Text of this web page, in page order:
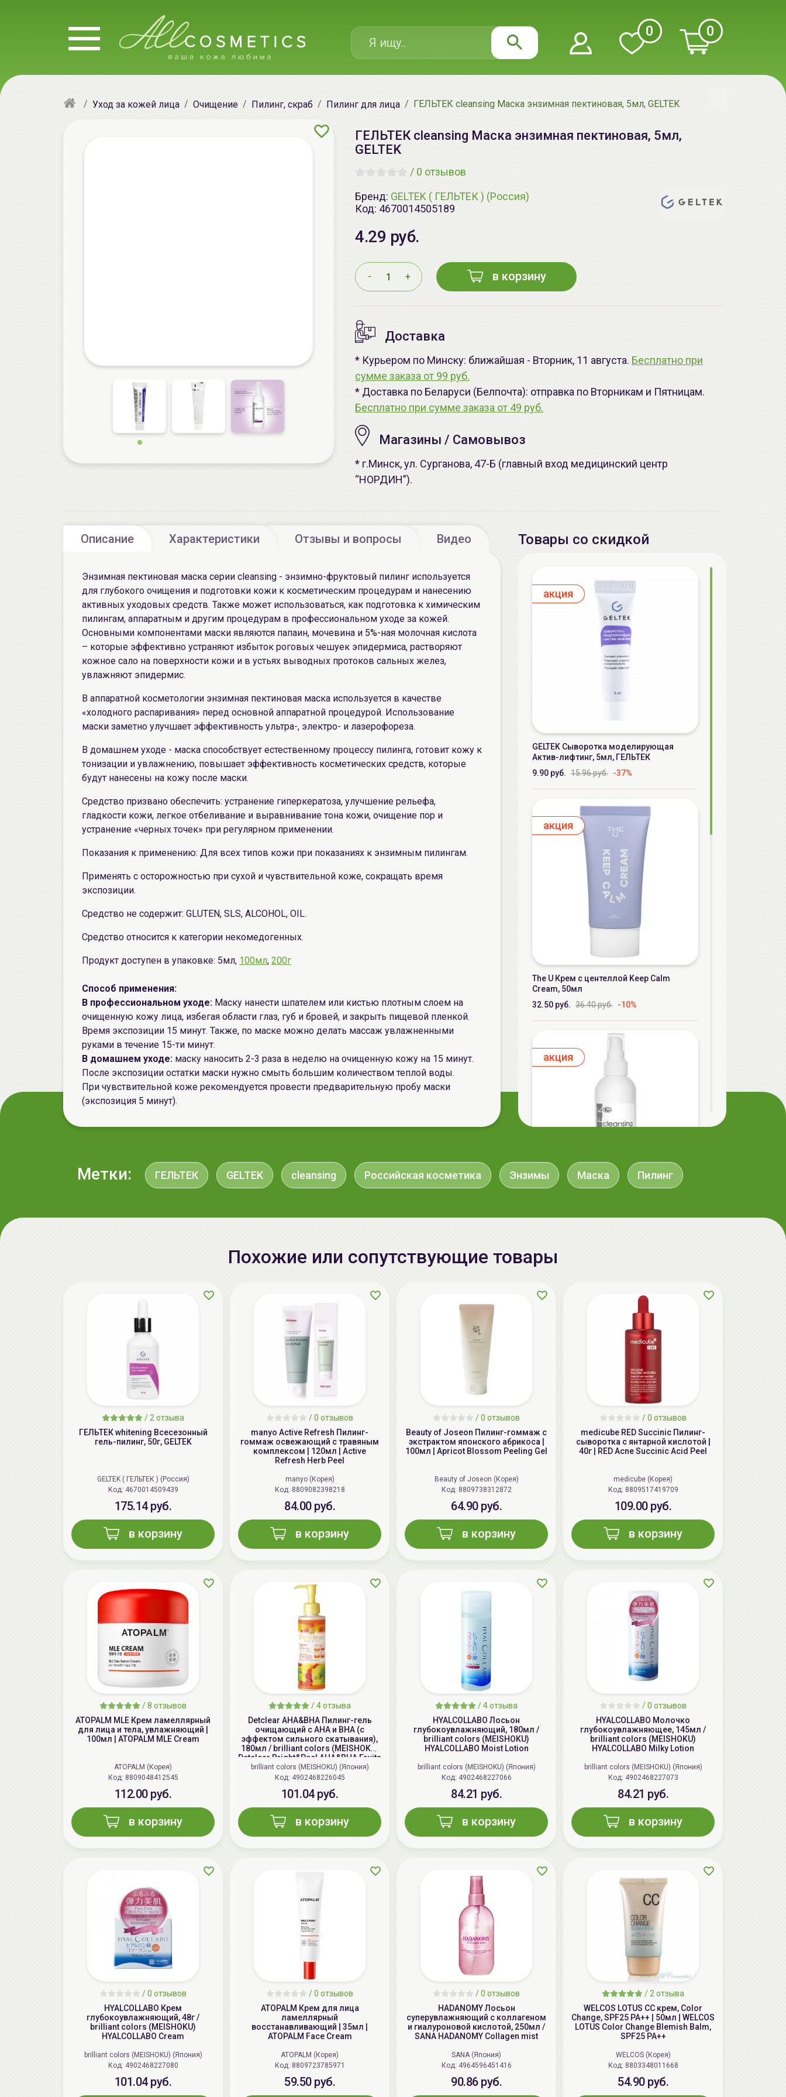
0 0
Уход за кожей лица Очищение Пилинг, скраб Пилинг для лица ГЕЛЬТЕК cleansing Маска энзимная пектиновая, 5мл, GELTEK
ГЕЛЬТЕК cleansing Маска энзимная пектиновая, 5мл,
GELTEK
/ 0 отзывов
Бренд: GELTEK ( ГЕЛЬТЕК ) (Россия)
Код: 4670014505189
4.29 руб.
- + в корзину
Доставка
* Курьером по Минску: ближайшая - Вторник, 11 августа. Бесплатно при
сумме заказа от 99 руб.
* Доставка по Беларуси (Белпочта): отправка по Вторникам и Пятницам.
Бесплатно при сумме заказа от 49 руб.
Магазины / Самовывоз
* г.Минск, ул. Сурганова, 47-Б (главный вход медицинский центр
“НОРДИН”).
Описание Характеристики Отзывы и вопросы Видео
Энзимная пектиновая маска серии cleansing - энзимно-фруктовый пилинг используется
для глубокого очищения и подготовки кожи к косметическим процедурам и нанесению
активных уходовых средств. Также может использоваться, как подготовка к химическим
пилингам, аппаратным и другим процедурам в профессиональном уходе за кожей.
Основными компонентами маски являются папаин, мочевина и 5%-ная молочная кислота
– которые эффективно устраняют избыток роговых чешуек эпидермиса, растворяют
кожное сало на поверхности кожи и в устьях выводных протоков сальных желез,
увлажняют эпидермис.
В аппаратной косметологии энзимная пектиновая маска используется в качестве
«холодного распаривания» перед основной аппаратной процедурой. Использование
маски заметно улучшает эффективность ультра-, электро- и лазерофореза.
В домашнем уходе - маска способствует естественному процессу пилинга, готовит кожу к
тонизации и увлажнению, повышает эффективность косметических средств, которые
будут нанесены на кожу после маски.
Средство призвано обеспечить: устранение гиперкератоза, улучшение рельефа,
гладкости кожи, легкое отбеливание и выравнивание тона кожи, очищение пор и
устранение «черных точек» при регулярном применении.
Показания к применению: Для всех типов кожи при показаниях к энзимным пилингам.
Применять с осторожностью при сухой и чувствительной коже, сокращать время
экспозиции.
Средство не содержит: GLUTEN, SLS, ALCOHOL, OIL.
Средство относится к категории некомедогенных.
Продукт доступен в упаковке: 5мл, 100мл, 200г
Способ применения:
В профессиональном уходе: Маску нанести шпателем или кистью плотным слоем на
очищенную кожу лица, избегая области глаз, губ и бровей, и закрыть пищевой пленкой.
Время экспозиции 15 минут. Также, по маске можно делать массаж увлажненными
руками в течение 15-ти минут.
В домашнем уходе: маску наносить 2-3 раза в неделю на очищенную кожу на 15 минут.
После экспозиции остатки маски нужно смыть большим количеством теплой воды.
При чувствительной коже рекомендуется провести предварительную пробу маски
(экспозиция 5 минут).
Товары со скидкой
aкция
GELTEK Сыворотка моделирующая
Актив-лифтинг, 5мл, ГЕЛЬТЕК
9.90 руб. 15.96 руб. -37%
aкция
The U Крем с центеллой Keep Calm
Cream, 50мл
32.50 руб. 36.40 руб. -10%
aкция
пектиновая, 200г, GELTEK
aкция
AiliCode Бальзам для волос
увлажняющий, 250мл
AiliCode Восстанавливающий крем-
Метки: ГЕЛЬТЕК GELTEK cleansing Российская косметика Энзимы Маска Пилинг
Похожие или сопутствующие товары
/ 2 отзыва
ГЕЛЬТЕК whitening Всесезонный
гель-пилинг, 50г, GELTEK
GELTEK ( ГЕЛЬТЕК ) (Россия)
Код: 4670014509439
175.14 руб.
в корзину
/0 отзывов
manyo Active Refresh Пилинг-
гоммаж освежающий с травяным
комплексом | 120мл | Active
Refresh Herb Peel
manyo (Корея)
Код: 8809082398218
84.00 руб.
в корзину
/0 отзывов
Beauty of Joseon Пилинг-гоммаж с
экстрактом японского абрикоса |
100мл | Apricot Blossom Peeling Gel
Beauty of Joseon (Корея)
Код: 8809738312872
64.90 руб.
в корзину
/0 отзывов
medicube RED Succinic Пилинг-
сыворотка с янтарной кислотой |
40г | RED Acne Succinic Acid Peel
medicube (Корея)
Код: 8809517419709
109.00 руб.
в корзину
/8 отзывов
ATOPALM MLE Крем ламеллярный
для лица и тела, увлажняющий |
100мл | ATOPALM MLE Cream
ATOPALM (Корея)
Код: 8809048412545
112.00 руб.
в корзину
/4 отзыва
Detclear AHA&BHA Пилинг-гель
очищающий с AHA и BHA (с
эффектом сильного скатывания),
180мл / brilliant colors (MEISHOKU)
Detclear Bright&Peel AHA&BHA Fruits
Peeling Jelly
brilliant colors (MEISHOKU) (Япония)
Код: 4902468226045
101.04 руб.
в корзину
/4 отзыва
HYALCOLLABO Лосьон
глубокоувлажняющий, 180мл /
brilliant colors (MEISHOKU)
HYALCOLLABO Moist Lotion
brilliant colors (MEISHOKU) (Япония)
Код: 4902468227066
84.21 руб.
в корзину
/0 отзывов
HYALCOLLABO Молочко
глубокоувлажняющее, 145мл /
brilliant colors (MEISHOKU)
HYALCOLLABO Milky Lotion
brilliant colors (MEISHOKU) (Япония)
Код: 4902468227073
84.21 руб.
в корзину
/0 отзывов
HYALCOLLABO Крем
глубокоувлажняющий, 48г /
brilliant colors (MEISHOKU)
HYALCOLLABO Cream
brilliant colors (MEISHOKU) (Япония)
Код: 4902468227080
101.04 руб.
/0 отзывов
ATOPALM Крем для лица
ламеллярный
восстанавливающий | 35мл |
ATOPALM Face Cream
ATOPALM (Корея)
Код: 8809723785971
59.50 руб.
/0 отзывов
HADANOMY Лосьон
суперувлажняющий с коллагеном
и гиалуроновой кислотой, 250мл /
SANA HADANOMY Collagen mist
SANA (Япония)
Код: 4964596451416
90.86 руб.
/2 отзыва
WELCOS LOTUS СС крем, Color
Change, SPF25 PA++ | 50мл | WELCOS
LOTUS Color Change Blemish Balm,
SPF25 PA++
WELCOS (Корея)
Код: 8803348011668
54.90 руб.